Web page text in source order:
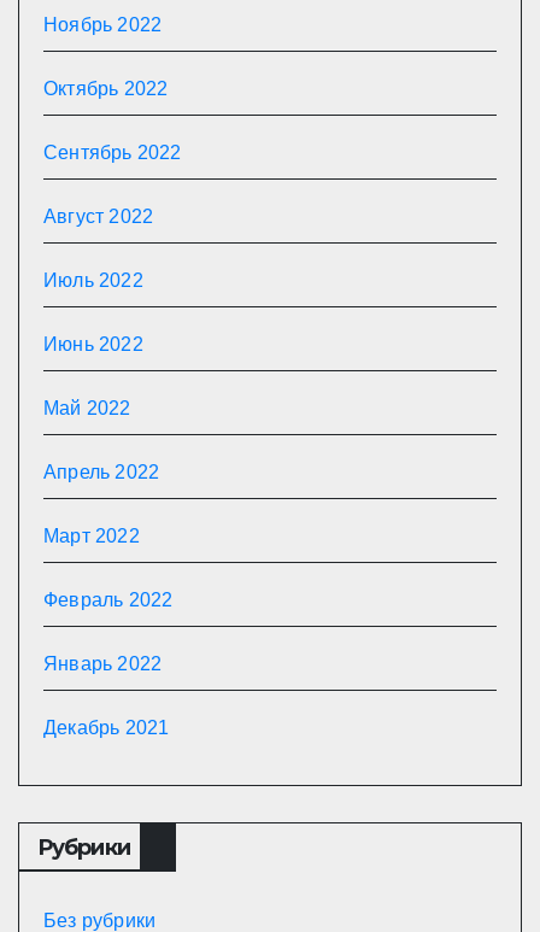
Ноябрь 2022
Октябрь 2022
Сентябрь 2022
Август 2022
Июль 2022
Июнь 2022
Май 2022
Апрель 2022
Март 2022
Февраль 2022
Январь 2022
Декабрь 2021
Рубрики
Без рубрики